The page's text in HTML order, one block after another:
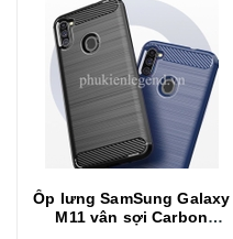
Ốp lưng SamSung Galaxy
M11 vân sợi Carbon